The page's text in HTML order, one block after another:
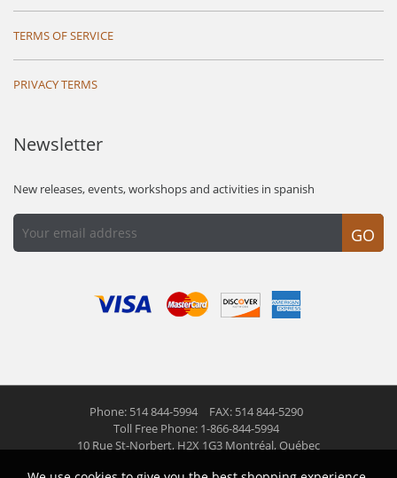
TERMS OF SERVICE
PRIVACY TERMS
Newsletter
New releases, events, workshops and activities in spanish
GO
Phone: 514 844-5994
FAX: 514 844-5290
Toll Free Phone: 1-866-844-5994
10 Rue St-Norbert, H2X 1G3 Montréal, Québec